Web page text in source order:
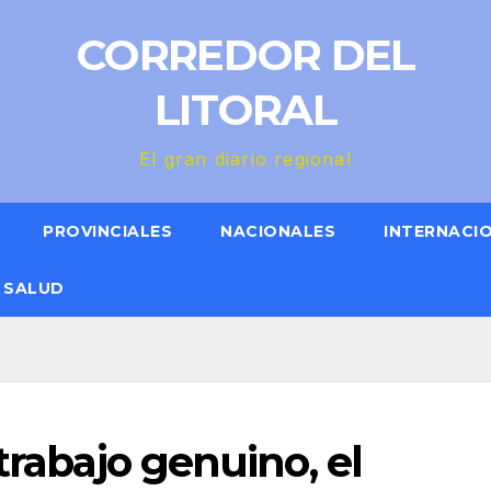
CORREDOR DEL
LITORAL
El gran diario regional
PROVINCIALES NACIONALES
SALUD
genuino, el